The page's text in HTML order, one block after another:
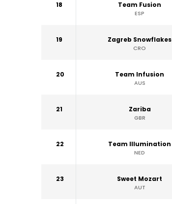
18 Team Fusion
ESP
19 Zagreb Snowflakes
CRO
20 Team Infusion
AUS
21 Zariba
GBR
22 Team Illumination
NED
23 Sweet Mozart
AUT